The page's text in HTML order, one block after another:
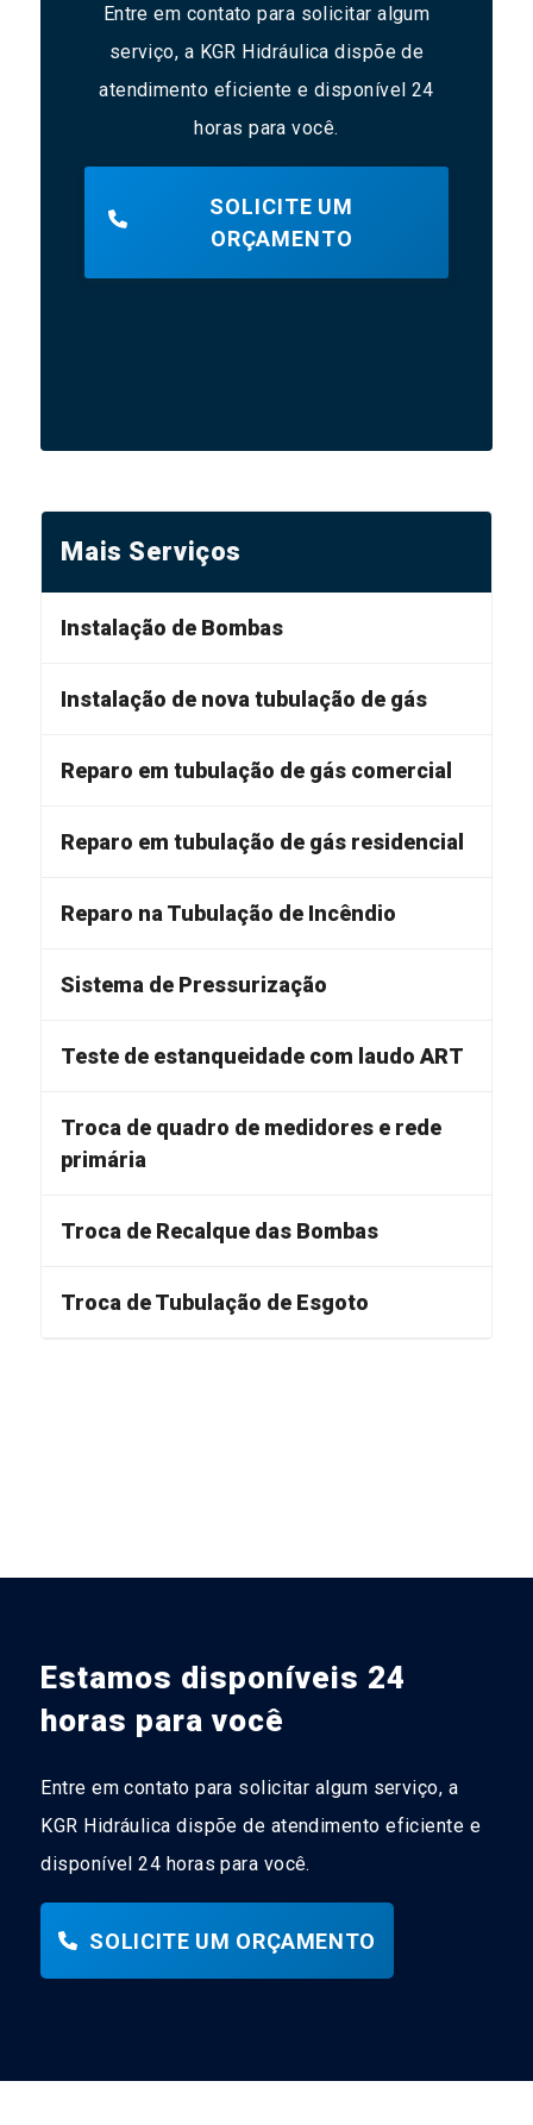
Entre em contato para solicitar algum
serviço, a KGR Hidráulica dispõe de
atendimento eficiente e disponível 24
horas para você.
SOLICITE UM
ORÇAMENTO
Mais Serviços
Instalação de Bombas
Instalação de nova tubulação de gás
Reparo em tubulação de gás comercial
Reparo em tubulação de gás residencial
Reparo na Tubulação de Incêndio
Sistema de Pressurização
Teste de estanqueidade com laudo ART
Troca de quadro de medidores e rede
primária
Troca de Recalque das Bombas
Troca de Tubulação de Esgoto
Estamos disponíveis 24
horas para você
Entre em contato para solicitar algum serviço, a
KGR Hidráulica dispõe de atendimento eficiente e
disponível 24 horas para você.
SOLICITE UM ORÇAMENTO